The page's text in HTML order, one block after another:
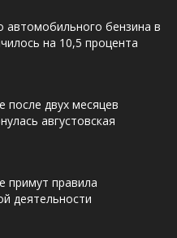
автомобильного бензина в
на 10,5 процента
после двух месяцев
августовская
примут правила
деятельности